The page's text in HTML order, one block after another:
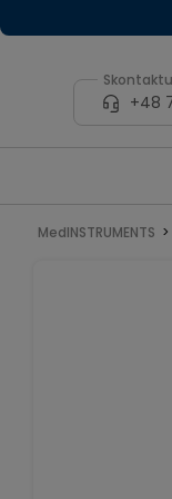
+48
MedINSTRUMENTS